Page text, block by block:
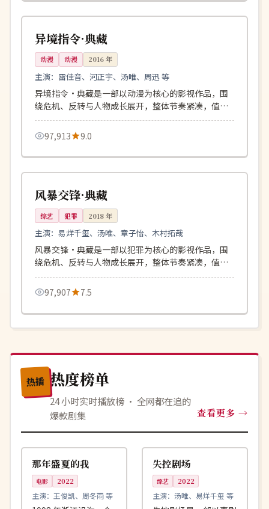
英国
异境指令·典藏
动漫 动漫 2016年
主演： 雷佳音、河正宇、汤唯、周迅 等
异境指令·典藏是一部以动漫为核心的影视作品，围
绕危机、反转与人物成长展开，整体节奏紧凑，值得
推荐观看。
97,913
9.0
韩国
4K 136分钟
风暴交锋·典藏
综艺 犯罪 2018年
主演：易烊千玺、汤唯、章子怡、木村拓哉
风暴交锋·典藏是一部以犯罪为核心的影视作品，围
绕危机、反转与人物成长展开，整体节奏紧凑，值得
推荐观看。
97,907
7.5
热播 热度榜单
24 小时实时播放榜 · 全网都在追的
爆款剧集
查看更多
中国
99:42
那年盛夏的我
电影 2022
主演： 王俊凯、周冬雨 等
日本
99:50
失控剧场
综艺 2022
主演： 汤唯、易烊千玺 等